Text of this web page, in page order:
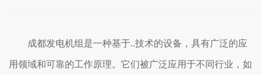
成都发电机组是一种基于..技术的设备，具有广泛的应
用领域和可靠的工作原理。它们被广泛应用于不同行业，如